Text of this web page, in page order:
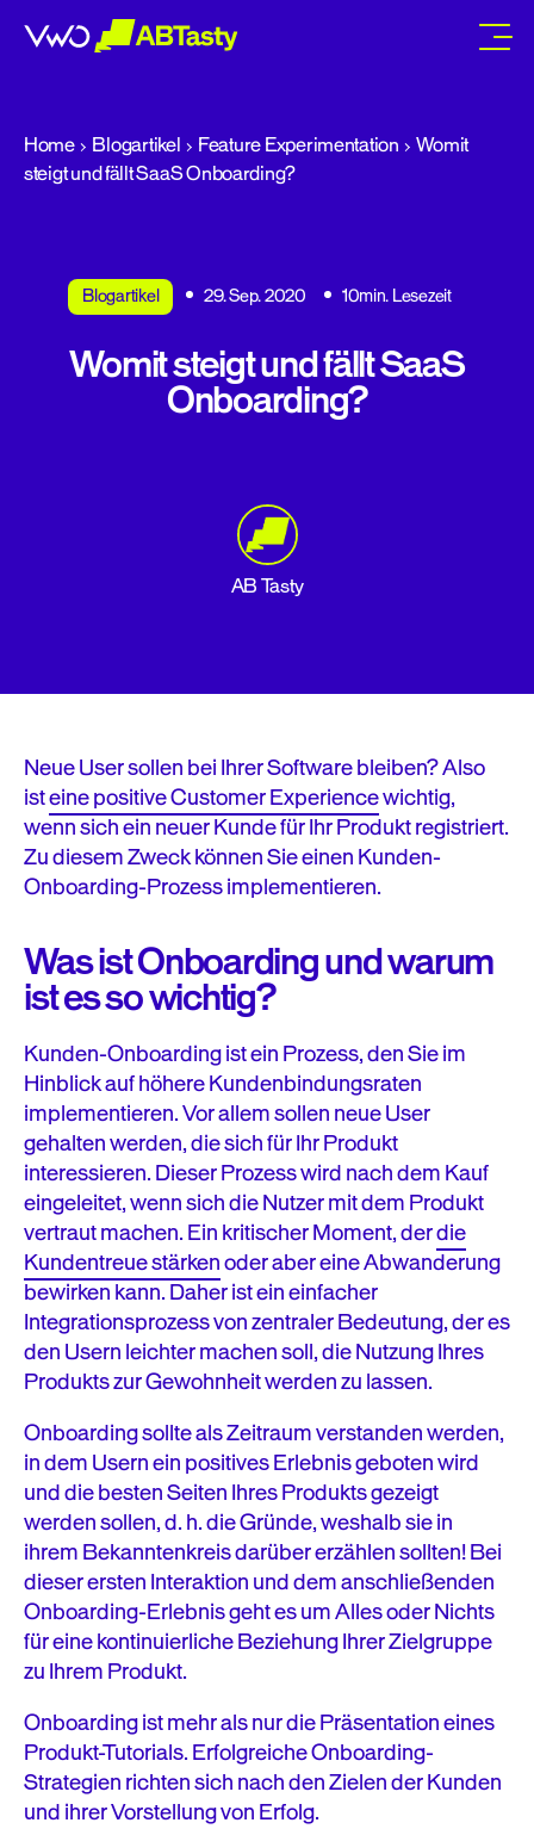
Home Blogartikel Feature Experimentation
Womit
steigt und fällt SaaS Onboarding?
Blogartikel 29. Sep. 2020 10min. Lesezeit
Womit steigt und fällt SaaS
Onboarding?
AB Tasty
Neue User sollen bei Ihrer Software bleiben? Also
isteine positive Customer Experiencewichtig,
wenn sich ein neuer Kunde für Ihr Produkt registriert.
Zu diesem Zweck können Sie einen Kunden-
Onboarding-Prozess implementieren.
Was ist Onboarding und warum
ist es so wichtig?
Kunden-Onboarding ist ein Prozess, den Sie im
Hinblick auf höhere Kundenbindungsraten
implementieren. Vor allem sollen neue User
gehalten werden, die sich für Ihr Produkt
interessieren. Dieser Prozess wird nach dem Kauf
eingeleitet, wenn sich die Nutzer mit dem Produkt
vertraut machen. Ein kritischer Moment, derdie
Kundentreue stärkenoder aber eine Abwanderung
bewirken kann. Daher ist ein einfacher
Integrationsprozess von zentraler Bedeutung, der es
den Usern leichter machen soll, die Nutzung Ihres
Produkts zur Gewohnheit werden zu lassen.
Onboarding sollte als Zeitraum verstanden werden,
in dem Usern ein positives Erlebnis geboten wird
und die besten Seiten Ihres Produkts gezeigt
werden sollen, d. h. die Gründe, weshalb sie in
ihrem Bekanntenkreis darüber erzählen sollten! Bei
dieser ersten Interaktion und dem anschließenden
Onboarding-Erlebnis geht es um Alles oder Nichts
für eine kontinuierliche Beziehung Ihrer Zielgruppe
zu Ihrem Produkt.
Onboarding ist mehr als nur die Präsentation eines
Produkt-Tutorials. Erfolgreiche Onboarding-
Strategien richten sich nach den Zielen der Kunden
und ihrer Vorstellung von Erfolg.